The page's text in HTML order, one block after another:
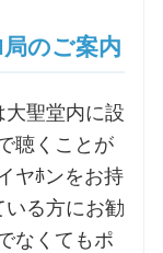
のご案内
聖堂内に設
聴くことが
ヤﾎンをお持
る方にお勧
なくてもポ